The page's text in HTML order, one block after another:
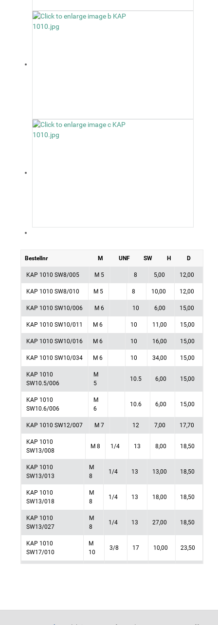
Bestellnr M UNF SW H D
KAP 1010 SW8/005 M 5 8 5,00 12,00
KAP 1010 SW8/010 M 5 8 10,00 12,00
KAP 1010 SW10/006 M 6 10 6,00 15,00
KAP 1010 SW10/011 M 6 10 11,00 15,00
KAP 1010 SW10/016 M 6 10 16,00 15,00
KAP 1010 SW10/034 M 6 10 34,00 15,00
KAP 1010
SW10.5/006
M
5
10.5 6,00 15,00
KAP 1010
SW10.6/006
M
6
10.6 6,00 15,00
KAP 1010 SW12/007 M 7 12 7,00 17,70
KAP 1010
SW13/008
M 8 1/4 13 8,00 18,50
KAP 1010
SW13/013
M
8
1/4 13 13,00 18,50
KAP 1010
SW13/018
M
8
1/4 13 18,00 18,50
KAP 1010
SW13/027
M
8
1/4 13 27,00 18,50
KAP 1010
SW17/010
M
10
3/8 17 10,00 23,50